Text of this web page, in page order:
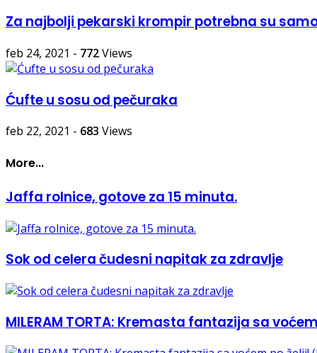
Za najbolji pekarski krompir potrebna su
feb 24, 2021 - 772Views
Ćufte u sosu od pečuraka
feb 22, 2021 - 683 Views
More...
Jaffa rolnice, gotove za 15 minuta.
Sok od celera čudesni napitak za zdravlje
MILERAM TORTA: Kremasta fantazija sa